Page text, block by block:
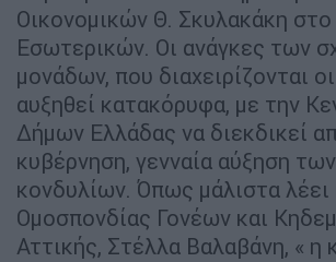
Οικονομικών Θ. Σκυλακάκη στο
Εσωτερικών. Οι ανάγκες των
μονάδων, που διαχειρίζονται
αυξηθεί κατακόρυφα, με την
Δήμων Ελλάδας να διεκδικεί
κυβέρνηση, γενναία αύξηση
κονδυλίων. Όπως μάλιστα
Ομοσπονδίας Γονέων και
Αττικής, Στέλλα Βαλαβάνη, « η